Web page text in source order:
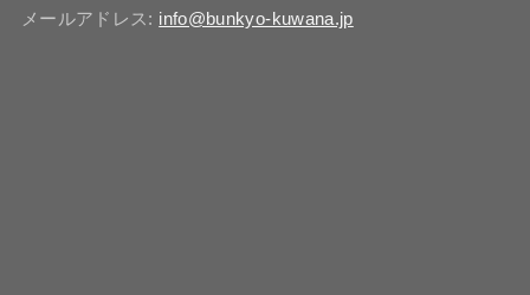
メールアドレス: info@bunkyo-kuwana.jp